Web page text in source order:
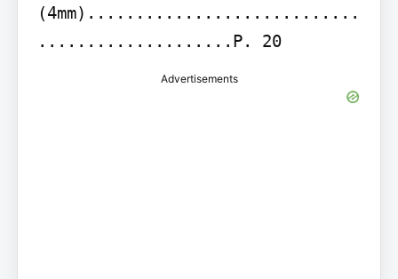
(4mm)............................
....................P. 20
Advertisements